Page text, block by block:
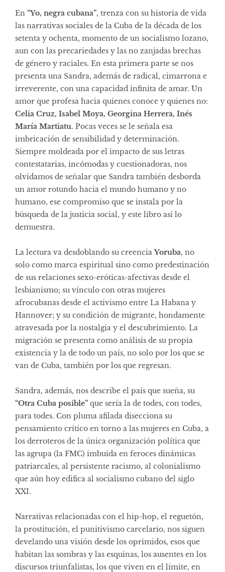
En “Yo, negra cubana”, trenza con su historia de vida
las narrativas sociales de la Cuba de la década de los
setenta y ochenta, momento de un socialismo lozano,
aun con las precariedades y las no zanjadas brechas
de género y raciales. En esta primera parte se nos
presenta una Sandra, además de radical, cimarrona e
irreverente, con una capacidad infinita de amar. Un
amor que profesa hacia quienes conoce y quienes no:
Celia Cruz, Isabel Moya, Georgina Herrera, Inés
María Martiatu. Pocas veces se le señala esa
imbricación de sensibilidad y determinación.
Siempre moldeada por el impacto de sus letras
contestatarias, incómodas y cuestionadoras, nos
olvidamos de señalar que Sandra también desborda
un amor rotundo hacia el mundo humano y no
humano, ese compromiso que se instala por la
búsqueda de la justicia social, y este libro así lo
demuestra.
La lectura va desdoblando su creenciaYoruba, no
solo como marca espiritual sino como predestinación
de sus relaciones sexo-eróticas-afectivas desde el
lesbianismo; su vínculo con otras mujeres
afrocubanas desde el activismo entre La Habana y
Hannover; y su condición de migrante, hondamente
atravesada por la nostalgia y el descubrimiento. La
migración se presenta como análisis de su propia
existencia y la de todo un país, no solo por los que se
van de Cuba, también por los que regresan.
Sandra, además, nos describe el país que sueña, su
“Otra Cuba posible” que sería la de todes, con todes,
para todes. Con pluma afilada disecciona su
pensamiento crítico en torno a las mujeres en Cuba, a
los derroteros de la única organización política que
las agrupa (la FMC) imbuida en feroces dinámicas
patriarcales, al persistente racismo, al colonialismo
que aún hoy edifica al socialismo cubano del siglo
XXI.
Narrativas relacionadas con el hip-hop, el reguetón,
la prostitución, el punitivismo carcelario, nos siguen
develando una visión desde los oprimidos, esos que
habitan las sombras y las esquinas, los ausentes en los
discursos triunfalistas, los que viven en el límite, en